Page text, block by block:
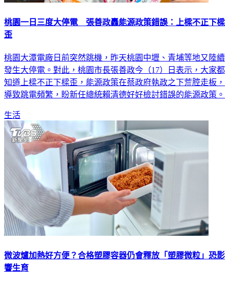
桃園一日三度大停電 張善政轟能源政策錯誤：上樑不正下樑
歪
桃園大潭電廠日前突然跳機，昨天桃園中壢、青埔等地又陸續
發生大停電。對此，桃園市長張善政今（17）日表示，大家都
知道上樑不正下樑歪，能源政策在蔡政府執政之下荒腔走板，
導致跳電頻繁，盼新任總統賴清德好好檢討錯誤的能源政策。
生活
微波爐加熱好方便？合格塑膠容器仍會釋放「塑膠微粒」恐影
響生育